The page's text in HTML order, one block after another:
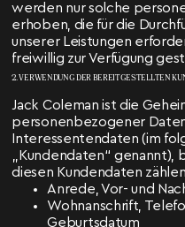
werden nur solche
erhoben, die für die
unserer Leistungen
freiwillig zur Verfügung
2. VERWENDUNG DER BEREITGESTELLTEN
Jack Coleman ist die
personenbezogener
Interessentendaten (im
„Kundendaten“ genannt),
diesen Kundendaten
Anrede, Vor- und
Wohnanschrift,
Geburtsdatum